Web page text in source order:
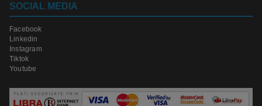
SOCIAL MEDIA
Facebook
Linkedin
Instagram
Tiktok
Youtube